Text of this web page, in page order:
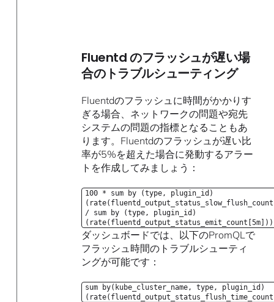
Fluentd のフラッシュが遅い場
合のトラブルシューティング
Fluentdのフラッシュに時間がかかりす
ぎる場合、ネットワークの問題や宛先
システムの問題の指標となることもあ
ります。Fluentdのフラッシュが遅い比
率が5%を超えた場合に発動するアラー
トを作成してみましょう：
100 * sum by (type, plugin_id)
/ sum by (type, plugin_id)
ダッシュボードでは、以下のPromQLで
フラッシュ時間のトラブルシューティ
ングが可能です：
sum by(kube_cluster_name, type, plugin_id)